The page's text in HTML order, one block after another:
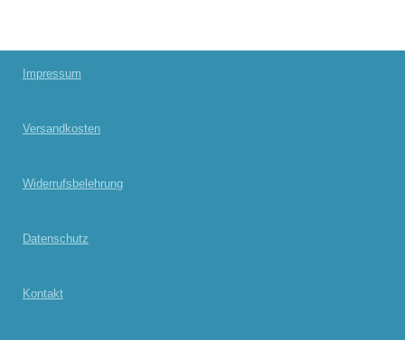
n
n
n
n
Impressum
Versandkosten
Widerrufsbelehrung
Datenschutz
Kontakt